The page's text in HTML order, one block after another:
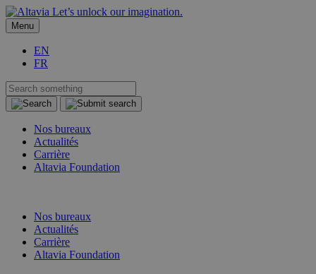
Let’s unlock our imagination.
Menu
EN
FR
Nos bureaux
Actualités
Carrière
Altavia Foundation
Nos bureaux
Actualités
Carrière
Altavia Foundation